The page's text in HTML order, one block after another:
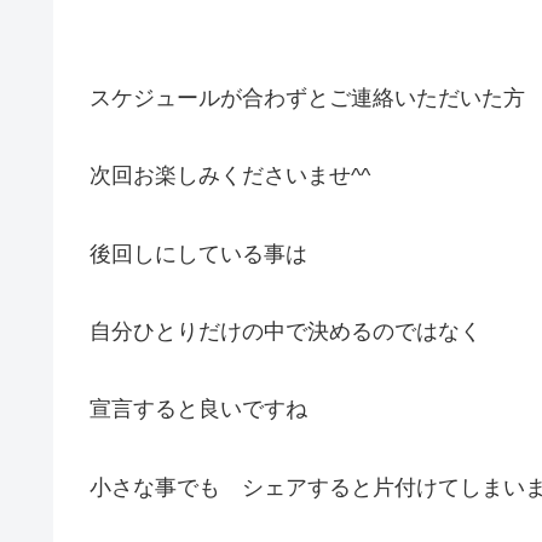
スケジュールが合わずとご連絡いただいた方
次回お楽しみくださいませ^^
後回しにしている事は
自分ひとりだけの中で決めるのではなく
宣言すると良いですね
小さな事でも シェアすると片付けてしまい